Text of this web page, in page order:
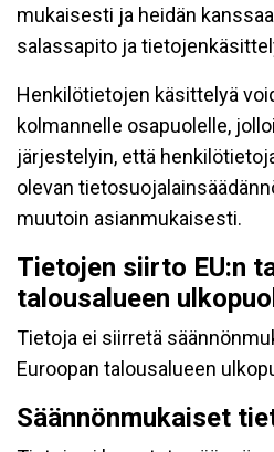
mukaisesti ja heidän
salassapito ja
Henkilötietojen käsittelyä
kolmannelle osapuolelle,
järjestelyin, että
olevan
muutoin asianmukaisesti.
Tietojen siirto EU:n
talousalueen
Tietoja ei siirretä
Euroopan talousalueen
Säännönmukaiset